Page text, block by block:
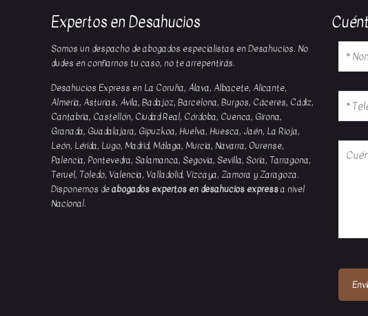
Expertos en Desahucios
Somos un despacho de abogados especialistas en Desahucios. No
dudes en confiarnos tu caso, no te arrepentirás.
Desahucios Express en La Coruña, Álava, Albacete, Alicante,
Almería, Asturias, Ávila, Badajoz, Barcelona, Burgos, Cáceres, Cádiz,
Cantabria, Castellón, Ciudad Real, Córdoba, Cuenca, Girona,
Granada, Guadalajara, Gipuzkoa, Huelva, Huesca, Jaén, La Rioja,
León, Lérida, Lugo, Madrid, Málaga, Murcia, Navarra, Ourense,
Palencia, Pontevedra, Salamanca, Segovia, Sevilla, Soria, Tarragona,
Teruel, Toledo, Valencia, Valladolid, Vizcaya, Zamora y Zaragoza.
Disponemos deabogados expertos en desahucios expressa nivel
Nacional.